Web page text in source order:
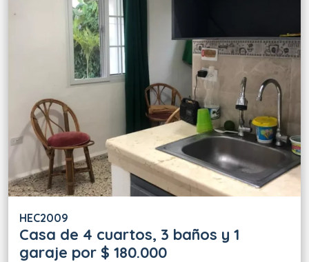
HEC2009
Casa de 4 cuartos, 3 baños y 1
garaje por $ 180.000